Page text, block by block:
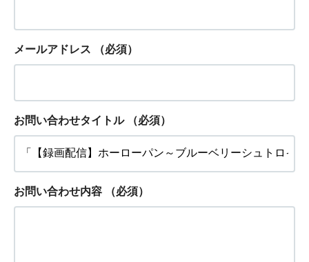
メールアドレス （必須）
お問い合わせタイトル （必須）
お問い合わせ内容 （必須）